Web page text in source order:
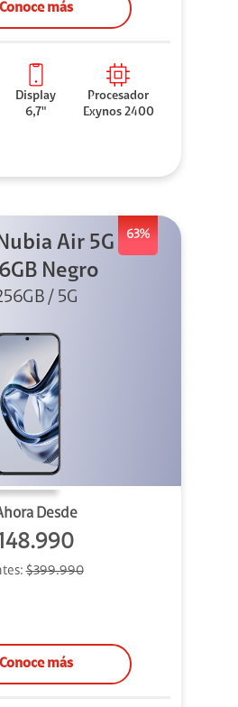
Conoce más
Display
6,7"
Procesador
Exynos 2400
63%
Air 5G
Negro
/ 5G
Desde
$399.990
Conoce más